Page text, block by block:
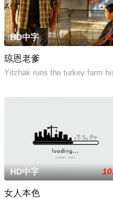
女儿小春和偷来的小神猪串
HD中字
琼恩老爹
Yitzhak runs the turkey farm
HD中字
女人本色